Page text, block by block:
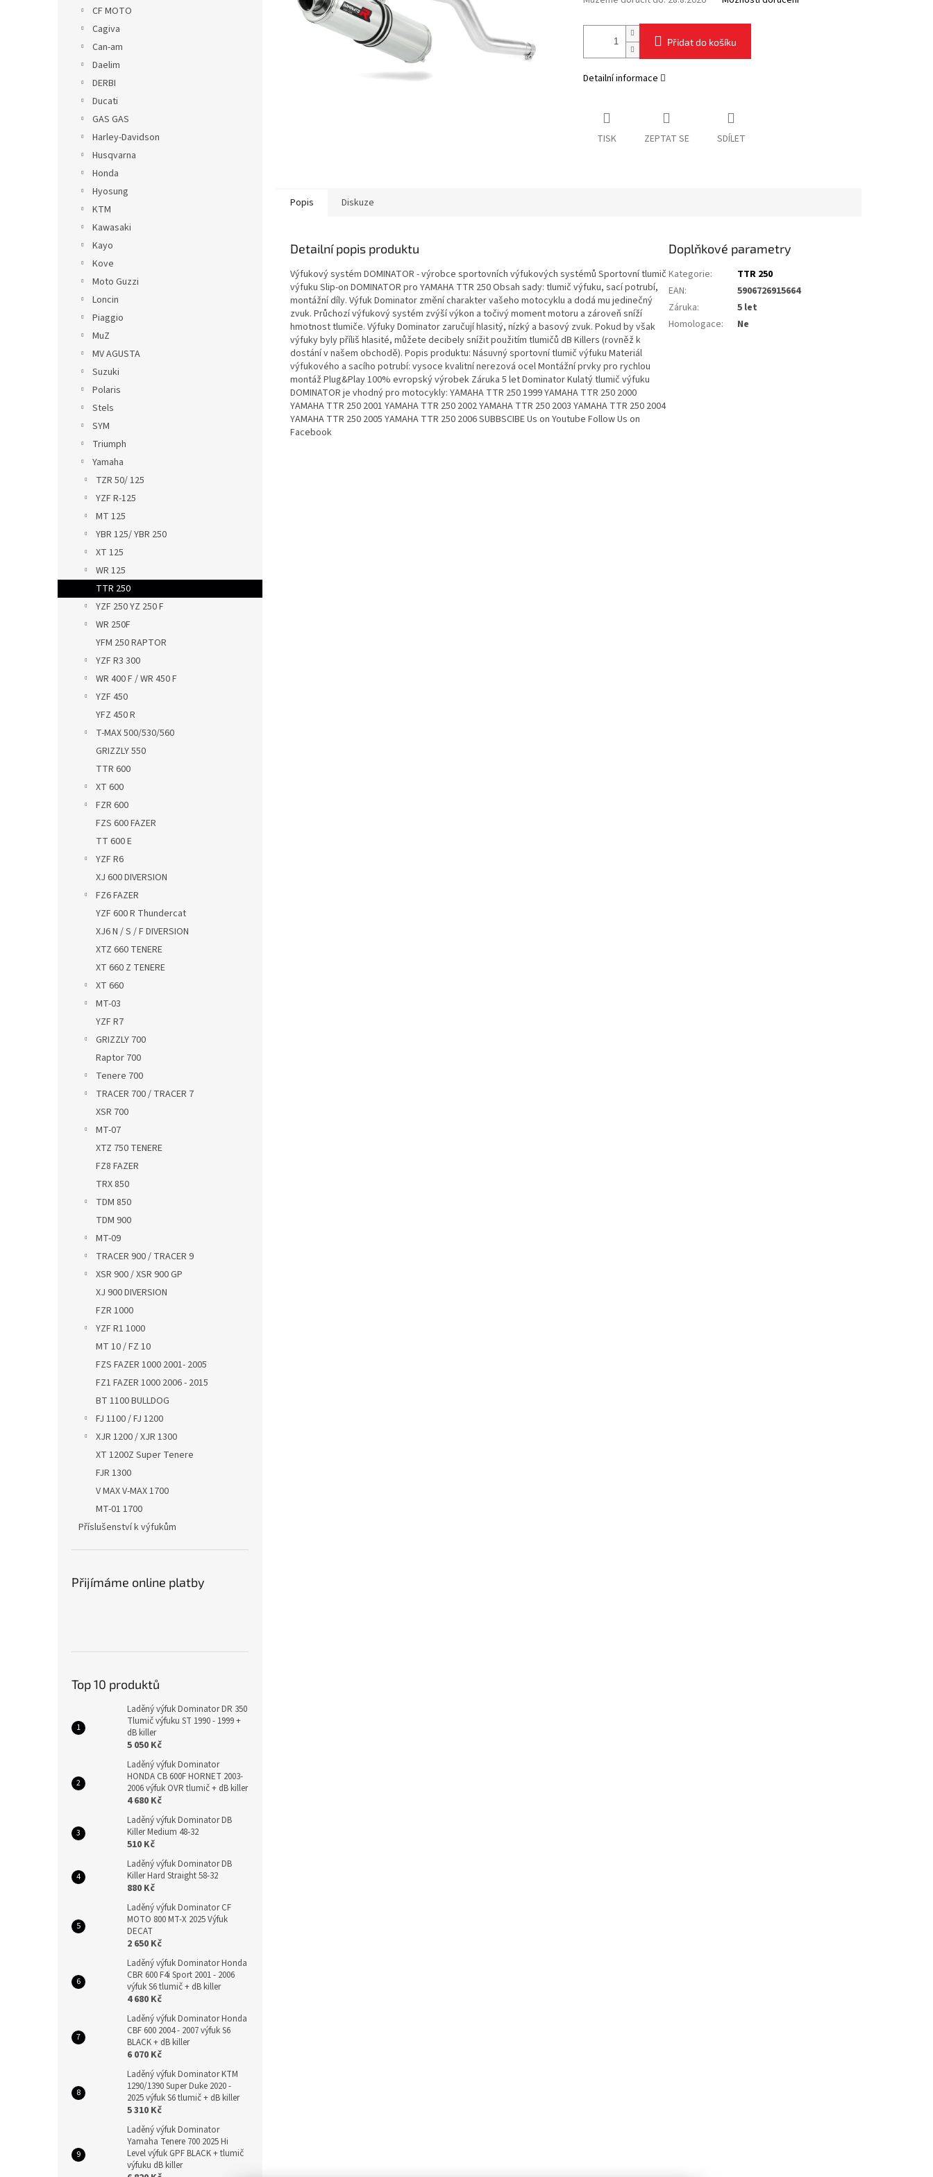
CF MOTO
Cagiva
Can-am
Daelim
DERBI
Ducati
GAS GAS
Harley-Davidson
Husqvarna
Honda
Hyosung
KTM
Kawasaki
Kayo
Kove
Moto Guzzi
Loncin
Piaggio
MuZ
MV AGUSTA
Suzuki
Polaris
Stels
SYM
Triumph
Yamaha
TZR 50/ 125
YZF R-125
MT 125
YBR 125/ YBR 250
XT 125
WR 125
TTR 250
YZF 250 YZ 250 F
WR 250F
YFM 250 RAPTOR
YZF R3 300
WR 400 F / WR 450 F
YZF 450
YFZ 450 R
T-MAX 500/530/560
GRIZZLY 550
TTR 600
XT 600
FZR 600
FZS 600 FAZER
TT 600 E
YZF R6
XJ 600 DIVERSION
FZ6 FAZER
YZF 600 R Thundercat
XJ6 N / S / F DIVERSION
XTZ 660 TENERE
XT 660 Z TENERE
XT 660
MT-03
YZF R7
GRIZZLY 700
Raptor 700
Tenere 700
TRACER 700 / TRACER 7
XSR 700
MT-07
XTZ 750 TENERE
FZ8 FAZER
TRX 850
TDM 850
TDM 900
MT-09
TRACER 900 / TRACER 9
XSR 900 / XSR 900 GP
XJ 900 DIVERSION
FZR 1000
YZF R1 1000
MT 10 / FZ 10
FZS FAZER 1000 2001- 2005
FZ1 FAZER 1000 2006 - 2015
BT 1100 BULLDOG
FJ 1100 / FJ 1200
XJR 1200 / XJR 1300
XT 1200Z Super Tenere
FJR 1300
V MAX V-MAX 1700
MT-01 1700
Příslušenství k výfukům
Přijímáme online platby
Top 10 produktů
Laděný výfuk Dominator DR 350
Tlumič výfuku ST 1990 - 1999 +
dB killer
5 050 Kč
Laděný výfuk Dominator
HONDA CB 600F HORNET 2003-
2006 výfuk OVR tlumič + dB killer
4 680 Kč
Laděný výfuk Dominator DB
Killer Medium 48-32
510 Kč
Laděný výfuk Dominator DB
Killer Hard Straight 58-32
880 Kč
Laděný výfuk Dominator CF
MOTO 800 MT-X 2025 Výfuk
DECAT
2 650 Kč
Laděný výfuk Dominator Honda
CBR 600 F4i Sport 2001 - 2006
výfuk S6 tlumič + dB killer
4 680 Kč
Laděný výfuk Dominator Honda
CBF 600 2004 - 2007 výfuk S6
BLACK + dB killer
6 070 Kč
Laděný výfuk Dominator KTM
1290/1390 Super Duke 2020 -
2025 výfuk S6 tlumič + dB killer
5 310 Kč
Laděný výfuk Dominator
Yamaha Tenere 700 2025 Hi
Level výfuk GPF BLACK + tlumič
výfuku dB killer
Přidat do košíku
Detailní informace
TISK ZEPTAT SE SDÍLET
Popis Diskuze
Detailní popis produktu
Výfukový systém DOMINATOR - výrobce sportovních výfukových systémů Sportovní tlumič
výfuku Slip-on DOMINATOR pro YAMAHA TTR 250 Obsah sady: tlumič výfuku, sací potrubí,
montážní díly. Výfuk Dominator změní charakter vašeho motocyklu a dodá mu jedinečný
zvuk. Průchozí výfukový systém zvýší výkon a točivý moment motoru a zároveň sníží
hmotnost tlumiče. Výfuky Dominator zaručují hlasitý, nízký a basový zvuk. Pokud by však
výfuky byly příliš hlasité, můžete decibely snížit použitím tlumičů dB Killers (rovněž k
dostání v našem obchodě). Popis produktu: Násuvný sportovní tlumič výfuku Materiál
výfukového a sacího potrubí: vysoce kvalitní nerezová ocel Montážní prvky pro rychlou
montáž Plug&Play 100% evropský výrobek Záruka 5 let Dominator Kulatý tlumič výfuku
DOMINATOR je vhodný pro motocykly: YAMAHA TTR 250 1999 YAMAHA TTR 250 2000
YAMAHA TTR 250 2001 YAMAHA TTR 250 2002 YAMAHA TTR 250 2003 YAMAHA TTR 250 2004
YAMAHA TTR 250 2005 YAMAHA TTR 250 2006 SUBBSCIBE Us on Youtube Follow Us on
Facebook
Doplňkové parametry
Kategorie:
TTR 250
EAN:
5906726915664
Záruka:
5 let
Homologace: Ne